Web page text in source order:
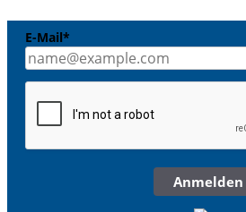
E-Mail*
Anmelden